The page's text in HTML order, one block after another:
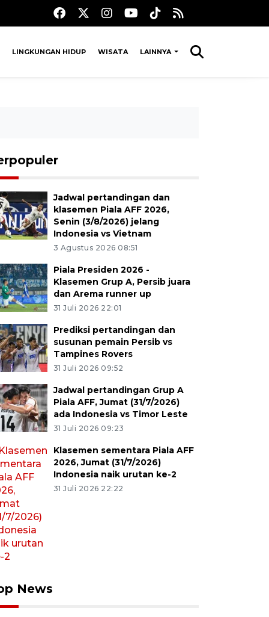
LINGKUNGAN HIDUP WISATA LAINNYA
Jadwal pertandingan dan
klasemen Piala AFF 2026,
Senin (3/8/2026) jelang
Indonesia vs Vietnam
3 Agustus 2026 08:51
Piala Presiden 2026 -
Klasemen Grup A, Persib juara
dan Arema runner up
31 Juli 2026 22:01
Prediksi pertandingan dan
susunan pemain Persib vs
Tampines Rovers
31 Juli 2026 09:52
Jadwal pertandingan Grup A
Piala AFF, Jumat (31/7/2026)
ada Indonesia vs Timor Leste
31 Juli 2026 09:23
Klasemen sementara Piala AFF
2026, Jumat (31/7/2026)
Indonesia naik urutan ke-2
31 Juli 2026 22:22
News